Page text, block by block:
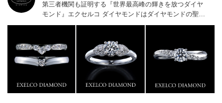
第三者機関も証明する『世界最高峰の輝きを放つダイヤ
モンド』 エクセルコ ダイヤモンドはダイヤモンドの聖地
ベルギー発祥で200年以上の歴史がある真のカッターズ
門店としてリングのデザインや品質にもこだわっていま
す。おふたりに本物の輝きを一生身に着けていただきた
い想いで「ヴァージン・ダイヤモンド」「ハードプラチ
ナ」「保証内容」にこだわっています。